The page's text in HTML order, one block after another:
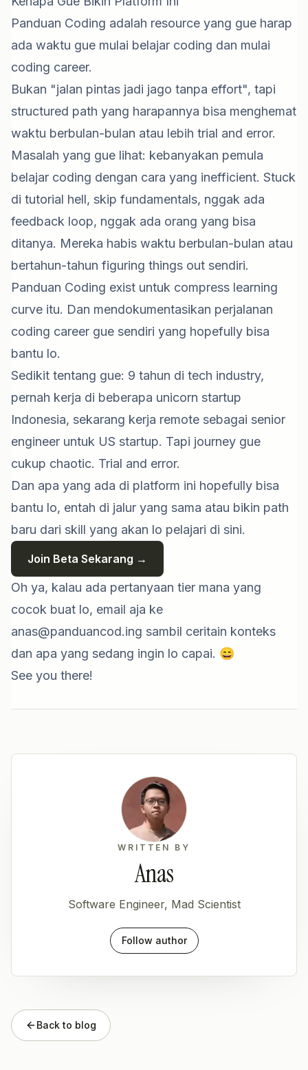
Panduan Coding adalah resource yang gue harap
ada waktu gue mulai belajar coding dan mulai
coding career.
Bukan "jalan pintas jadi jago tanpa effort", tapi
structured path yang harapannya bisa menghemat
waktu berbulan-bulan atau lebih trial and error.
Masalah yang gue lihat: kebanyakan pemula
belajar coding dengan cara yang inefficient. Stuck
di tutorial hell, skip fundamentals, nggak ada
feedback loop, nggak ada orang yang bisa
ditanya. Mereka habis waktu berbulan-bulan atau
bertahun-tahun figuring things out sendiri.
Panduan Coding exist untuk compress learning
curve itu. Dan mendokumentasikan perjalanan
coding career gue sendiri yang hopefully bisa
bantu lo.
Sedikit tentang gue: 9 tahun di tech industry,
pernah kerja di beberapa unicorn startup
Indonesia, sekarang kerja remote sebagai senior
engineer untuk US startup. Tapi journey gue
cukup chaotic. Trial and error.
Dan apa yang ada di platform ini hopefully bisa
bantu lo, entah di jalur yang sama atau bikin path
baru dari skill yang akan lo pelajari di sini.
Join Beta Sekarang →
Oh ya, kalau ada pertanyaan tier mana yang
cocok buat lo, email aja ke
anas@panduancod.ing sambil ceritain konteks
dan apa yang sedang ingin lo capai. 😄
See you there!
WRITTEN BY
Anas
Software Engineer, Mad Scientist
Follow author
Back to blog